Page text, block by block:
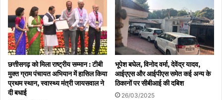
छत्तीसगढ़ को मिला राष्ट्रीय सम्मान : टीबी
मुक्त ग्राम पंचायत अभियान में हासिल किया
प्रथम स्थान, स्वास्थ्य मंत्री जायसवाल ने
दी बधाई
भूपेश बघेल, विनोद वर्मा, देवेंद्र यादव,
आईएएस और आईपीएस समेत कई अन्य के
ठिकानों पर सीबीआई की दबिश
26/03/2025